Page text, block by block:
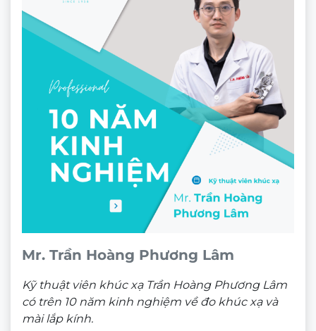
Mr. Trần Hoàng Phương Lâm
Kỹ thuật viên khúc xạ Trần Hoàng Phương Lâm
có trên 10 năm kinh nghiệm về đo khúc xạ và
mài lắp kính.